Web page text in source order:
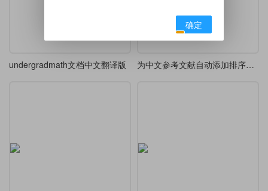
undergradmath文档中文翻译版 为中文参考文献自动添加排序用的拼音信息域
确定